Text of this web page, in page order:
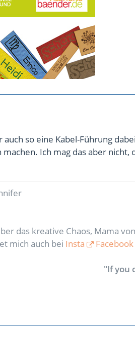
auch so eine Kabel-Führung
Ich mag das aber nicht,
das kreative Chaos, Mama
mich auch bei Insta Facebook
"If you